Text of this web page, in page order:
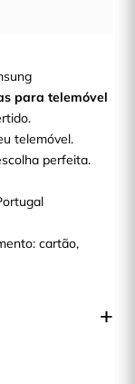
para telemóvel
telemóvel.
perfeita.
cartão,